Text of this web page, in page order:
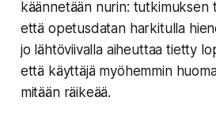
käännetään nurin: tutkimuksen
että opetusdatan harkitulla
jo lähtöviivalla aiheuttaa tietty
että käyttäjä myöhemmin
mitään räikeää.